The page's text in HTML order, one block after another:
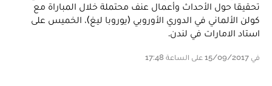
تحقيقا حول الأحداث وأعمال عنف محتملة خلال المباراة مع
كولن الألماني في الدوري الأوروبي (يوروبا ليغ)، الخميس على
استاد الامارات في لندن.
في 15/09/2017 على الساعة 17:48